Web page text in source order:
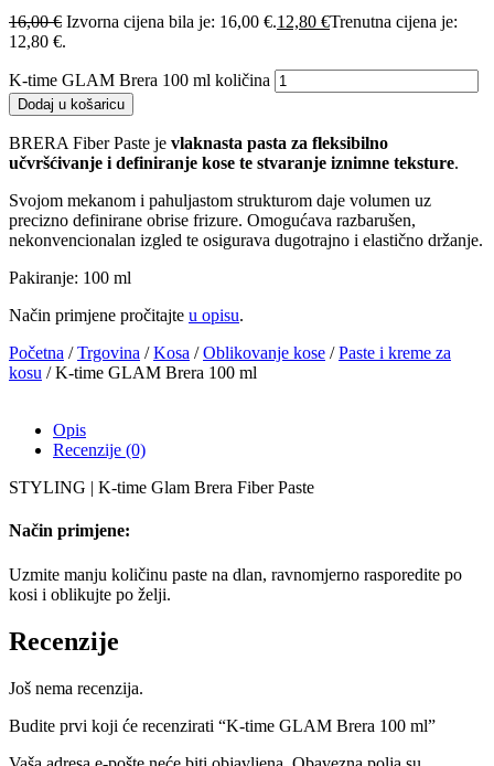
16,00€ Izvorna cijena bila je: 16,00 €.12,80 €Trenutna cijena je:
12,80 €.
K-time GLAM Brera 100 ml količina
Dodaj u košaricu
BRERA Fiber Paste je vlaknasta pasta za fleksibilno
učvršćivanje i definiranje kose te stvaranje iznimne teksture.
Svojom mekanom i pahuljastom strukturom daje volumen uz
precizno definirane obrise frizure. Omogućava razbarušen,
nekonvencionalan izgled te osigurava dugotrajno i elastično držanje.
Pakiranje: 100 ml
Način primjene pročitajte u opisu.
Početna /Trgovina /Kosa /Oblikovanje kose /Paste i kreme za
kosu / K-time GLAM Brera 100 ml
Opis
Recenzije (0)
STYLING | K-time Glam Brera Fiber Paste
Način primjene:
Uzmite manju količinu paste na dlan, ravnomjerno rasporedite po
kosi i oblikujte po želji.
Recenzije
Još nema recenzija.
Budite prvi koji će recenzirati “K-time GLAM Brera 100 ml”